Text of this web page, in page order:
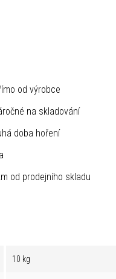
od výrobce
na skladování
doba hoření
od prodejního skladu
10 kg